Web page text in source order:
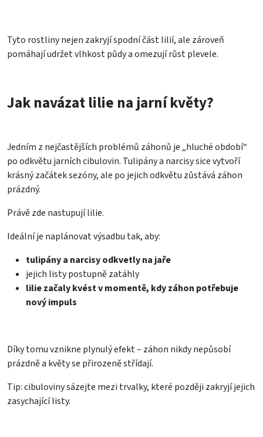
Tyto rostliny nejen zakryjí spodní část lilií, ale zároveň
pomáhají udržet vlhkost půdy a omezují růst plevele.
Jak navázat lilie na jarní květy?
Jedním z nejčastějších problémů záhonů je „hluché období“
po odkvětu jarních cibulovin. Tulipány a narcisy sice vytvoří
krásný začátek sezóny, ale po jejich odkvětu zůstává záhon
prázdný.
Právě zde nastupují lilie.
Ideální je naplánovat výsadbu tak, aby:
tulipány a narcisy odkvetly na jaře
jejich listy postupně zatáhly
lilie začaly kvést v momentě, kdy záhon potřebuje
nový impuls
Díky tomu vznikne plynulý efekt – záhon nikdy nepůsobí
prázdně a květy se přirozeně střídají.
Tip: cibuloviny sázejte mezi trvalky, které později zakryjí jejich
zasychající listy.